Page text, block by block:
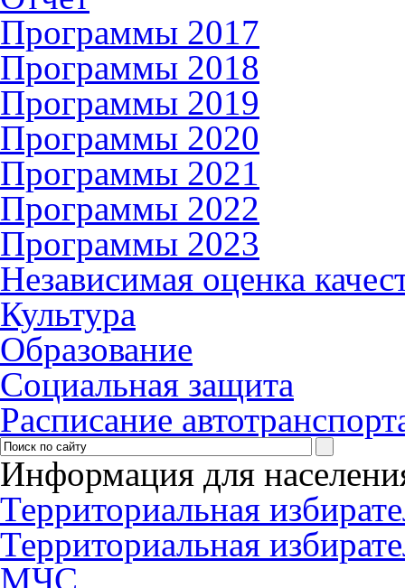
Программы 2017
Программы 2018
Программы 2019
Программы 2020
Программы 2021
Программы 2022
Программы 2023
Независимая оценка
Культура
Образование
Социальная защита
Расписание
Информация для
Территориальная
Территориальная
МЧС